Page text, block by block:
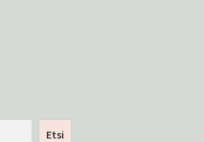
Etsi